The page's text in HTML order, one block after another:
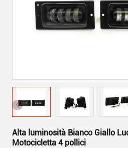
Alta luminosità Bianco Giallo
Motocicletta 4 pollici